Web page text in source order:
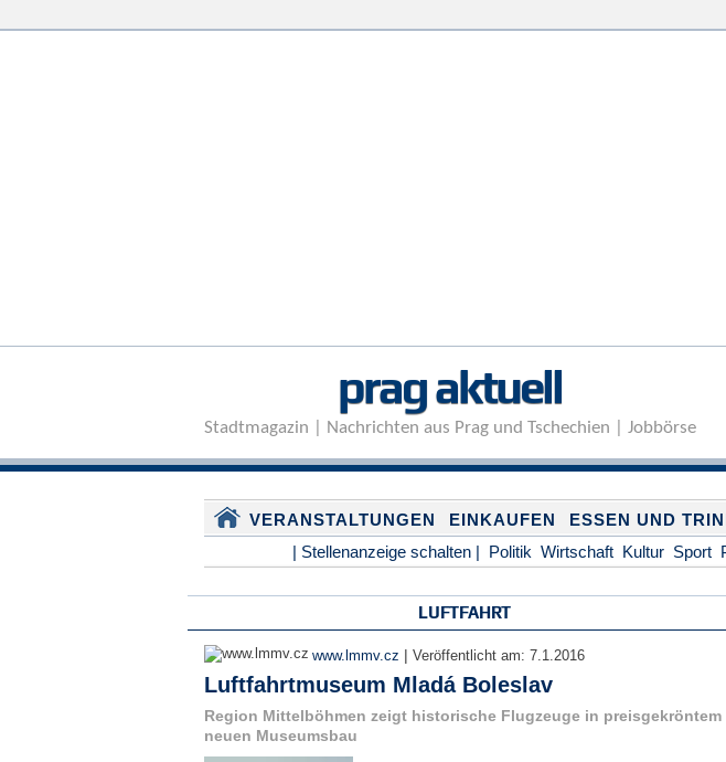
prag aktuell
Stadtmagazin | Nachrichten aus Prag und Tschechien | Jobbörse
VERANSTALTUNGEN EINKAUFEN ESSEN UND
| Stellenanzeige schalten | Politik Wirtschaft Kultur Sport
LUFTFAHRT
www.lmmv.cz | Veröffentlicht am: 7.1.2016
Luftfahrtmuseum Mladá Boleslav
Region Mittelböhmen zeigt historische Flugzeuge in preisgekröntem
neuen Museumsbau